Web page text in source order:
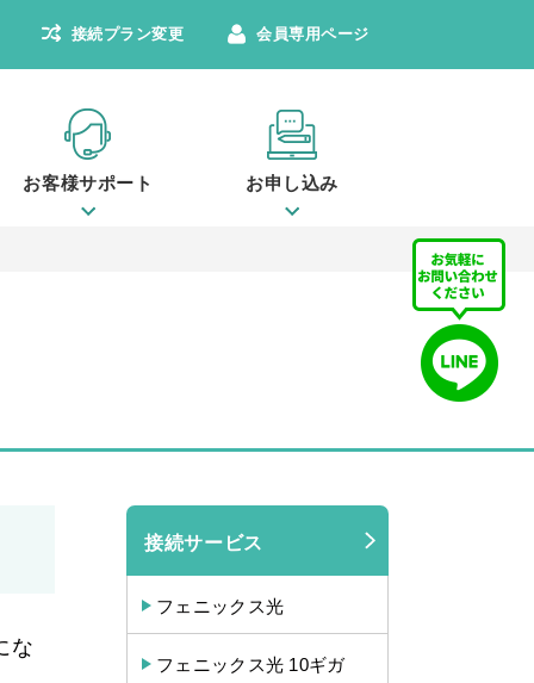
お客様サポート お申し込み
接続プラン変更 会員専用ページ
な
接続サービス
フェニックス光
フェニックス光 10ギガ